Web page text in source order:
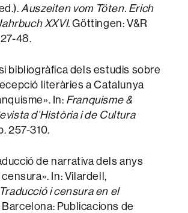
Auszeiten vom Töten. Erich
XXVI.Göttingen: V&R
48.
bibliogràfica dels estudis sobre
literàries a Catalunya
In: Franquisme &
d’Història i de Cultura
257-310.
de narrativa dels anys
In: Vilardell,
Traducció i censura en el
Barcelona: Publicacions de